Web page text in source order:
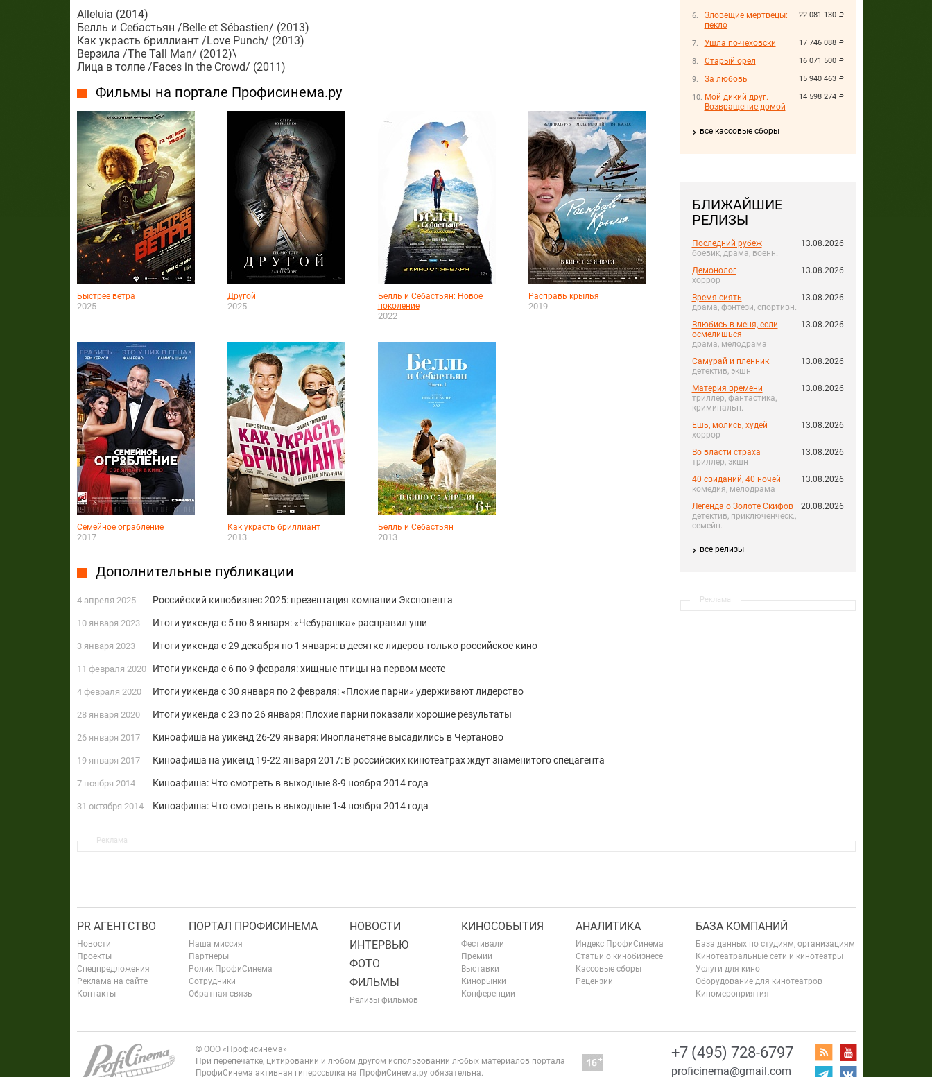
22 081 130 руб.
Зловещие мертвецы:
пекло
17 746 088 руб.
Ушла по-чеховски
16 071 500 руб.
Старый орел
15 940 463 руб.
За любовь
14 598 274 руб.
Мой дикий друг.
Возвращение домой
все кассовые сборы
БЛИЖАЙШИЕ
РЕЛИЗЫ
Последний рубеж
боевик, драма, военн.
13.08.2026
Демонолог
хоррор
13.08.2026
Время сиять
драма, фэнтези, спортивн.
13.08.2026
Влюбись в меня, если
осмелишься
драма, мелодрама
13.08.2026
Самурай и пленник
детектив, экшн
13.08.2026
Материя времени
триллер, фантастика,
криминальн.
13.08.2026
Ешь, молись, худей
хоррор
13.08.2026
Во власти страха
триллер, экшн
13.08.2026
40 свиданий, 40 ночей
комедия, мелодрама
13.08.2026
Легенда о Золоте Скифов
детектив, приключенческ.,
семейн.
20.08.2026
все релизы
Реклама
Alleluia (2014)
Белль и Себастьян /Belle et Sébastien/ (2013)
Как украсть бриллиант /Love Punch/ (2013)
Верзила /The Tall Man/ (2012)\
Лица в толпе /Faces in the Crowd/ (2011)
Фильмы на портале Профисинема.ру
Быстрее ветра
2025
Другой
2025
Белль и Себастьян: Новое
поколение
2022
Расправь крылья
2019
Семейное ограбление
2017
Как украсть бриллиант
2013
Белль и Себастьян
2013
Дополнительные публикации
4 апреля 2025 Российский кинобизнес 2025: презентация компании Экспонента
10 января 2023 Итоги уикенда c 5 по 8 января: «Чебурашка» расправил уши
3 января 2023 Итоги уикенда c 29 декабря по 1 января: в десятке лидеров только российское кино
11 февраля 2020 Итоги уикенда с 6 по 9 февраля: хищные птицы на первом месте
4 февраля 2020 Итоги уикенда с 30 января по 2 февраля: «Плохие парни» удерживают лидерство
28 января 2020 Итоги уикенда с 23 по 26 января: Плохие парни показали хорошие результаты
26 января 2017 Киноафиша на уикенд 26-29 января: Инопланетяне высадились в Чертаново
19 января 2017 Киноафиша на уикенд 19-22 января 2017: В российских кинотеатрах ждут знаменитого спецагента
7 ноября 2014 Киноафиша: Что смотреть в выходные 8-9 ноября 2014 года
31 октября 2014 Киноафиша: Что смотреть в выходные 1-4 ноября 2014 года
Реклама
PR АГЕНТСТВО
Новости
Проекты
Спецпредложения
Реклама на сайте
Контакты
ПОРТАЛ ПРОФИСИНЕМА
Наша миссия
Партнеры
Ролик ПрофиСинема
Сотрудники
Обратная связь
НОВОСТИ
ИНТЕРВЬЮ
ФОТО
ФИЛЬМЫ
Релизы фильмов
КИНОСОБЫТИЯ
Фестивали
Премии
Выставки
Кинорынки
Конференции
АНАЛИТИКА
Индекс ПрофиСинема
Статьи о кинобизнесе
Кассовые сборы
Рецензии
БАЗА КОМПАНИЙ
База данных по студиям, организациям
Кинотеатральные сети и кинотеатры
Услуги для кино
Оборудование для кинотеатров
Киномероприятия
+7 (495) 728-6797
proficinema@gmail.com
© ООО «Профисинема»
При перепечатке, цитировании и любом другом использовании любых материалов портала
ПрофиСинема активная гиперссылка на ПрофиСинема.ру обязательна.